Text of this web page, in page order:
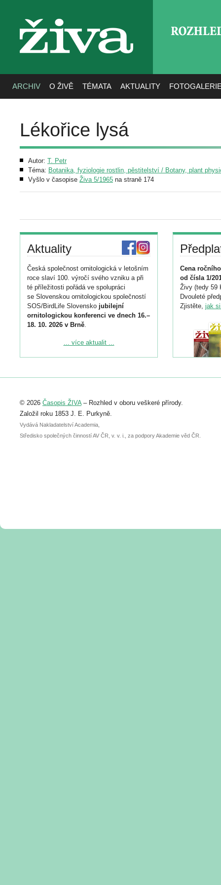
živa
ARCHIV O ŽIVĚ TÉMATA AKTUALITY
Lékořice lysá
Autor: T. Petr
Téma: Botanika, fyziologie rostlin, pěstitelství / Botany, plant
Vyšlo v časopise Živa 5/1965 na straně 174
Aktuality
Česká společnost ornitologická v letošním
roce slaví 100. výročí svého vzniku a při
té příležitosti pořádá ve spolupráci
se Slovenskou ornitologickou společností
SOS/BirdLife Slovensko jubilejní
ornitologickou konferenci ve dnech 16.–
18. 10. 2026 v Brně.
Podrobnější informace ke konferenci
Registrovat se můžete do 6. září.
abstraktu přihlášené přednášky nebo
posteru je už 30. června.
... více aktualit ...
Cena
od čísla 1/
Živy (tedy 59
Dvouleté
Zjistěte, jak
© 2026 Časopis ŽIVA– Rozhled v oboru veškeré přírody.
Založil roku 1853 J. E. Purkyně.
Vydává Nakladatelství Academia,
Středisko společných činností AV ČR, v. v. i., za podpory Akademie věd ČR.